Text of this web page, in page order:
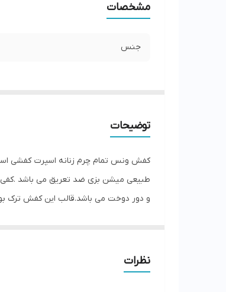
مشخصات
جنس
توضیحات
کفش ونس تمام چرم زنانه اسپرت کفشی
و دور دوخت می باشد.قالب این کفش ترک
نظرات